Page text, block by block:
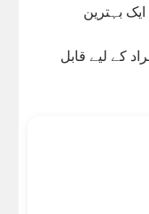
بہترین
کے لیے قابل